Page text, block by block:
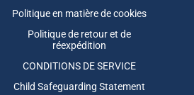
Politique en matière de cookies
Politique de retour et de
réexpédition
CONDITIONS DE SERVICE
Child Safeguarding Statement